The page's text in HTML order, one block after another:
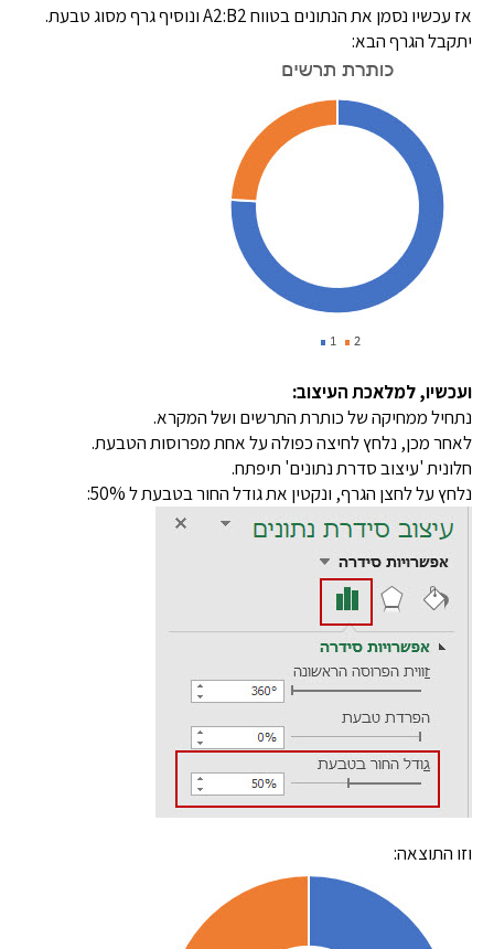
אז עכשיו נסמן את הנתונים בטווח A2:B2 ונוסיף גרף מסוג טבעת.
יתקבל הגרף הבא:
ועכשיו, למלאכת העיצוב:
נתחיל ממחיקה של כותרת התרשים ושל המקרא.
לאחר מכן, נלחץ לחיצה כפולה על אחת מפרוסות הטבעת.
חלונית 'עיצוב סדרת נתונים' תיפתח.
נלחץ על לחצן הגרף, ונקטין את גודל החור בטבעת ל 50%:
וזו התוצאה: